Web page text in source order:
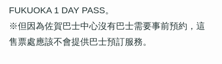
FUKUOKA 1 DAY PASS。
※但因為佐賀巴士中心沒有巴士需要事前預約，這
售票處應該不會提供巴士預訂服務。